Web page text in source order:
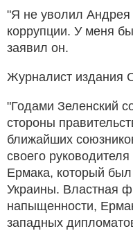
"Я не уволил Андрея
коррупции. У меня
заявил он.
Журналист издания
"Годами Зеленский
стороны
ближайших
своего
Ермака, который
Украины. Властная
напыщенности,
западных